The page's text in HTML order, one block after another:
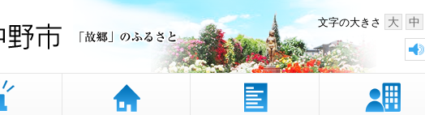
中野市 「故郷」のふるさと文字の大きさ 大 中